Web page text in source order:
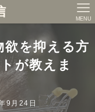
MENU
欲を抑える方
が教えま
9月24日